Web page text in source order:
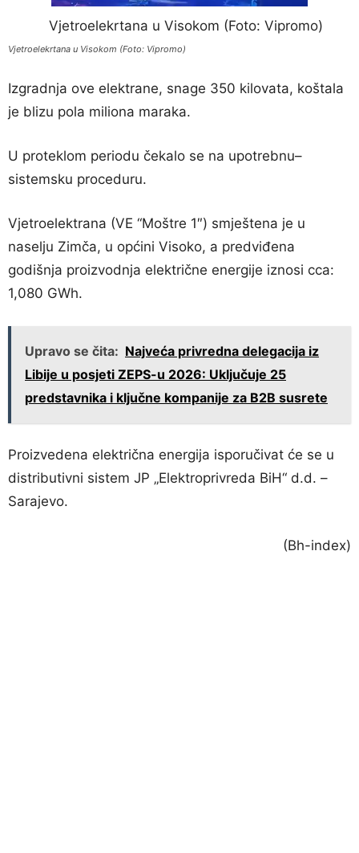
Vjetroelekrtana u Visokom (Foto: Vipromo)
Izgradnja ove elektrane, snage 350 kilovata, koštala
je blizu pola miliona maraka.
U proteklom periodu čekalo se na upotrebnu–
sistemsku proceduru.
Vjetroelektrana (VE “Moštre 1″) smještena je u
naselju Zimča, u općini Visoko, a predviđena
godišnja proizvodnja električne energije iznosi cca:
1,080 GWh.
Upravo se čita: Najveća privredna delegacija iz
Libije u posjeti ZEPS-u 2026: Uključuje 25
predstavnika i ključne kompanije za B2B susrete
Proizvedena električna energija isporučivat će se u
distributivni sistem JP „Elektroprivreda BiH“ d.d. –
Sarajevo.
(Bh-index)